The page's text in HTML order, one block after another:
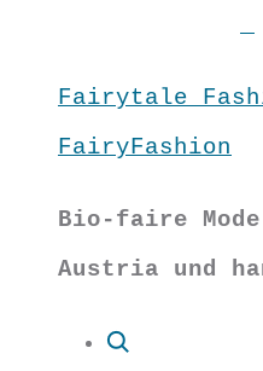
Fairytale
FairyFashion
Bio-faire
Austria und